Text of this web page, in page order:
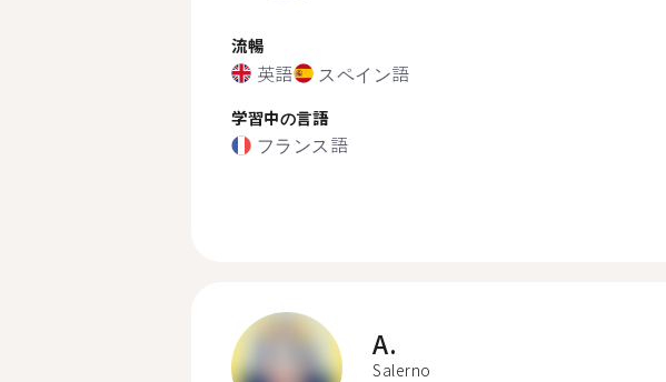
流暢
英語 スペイン語
学習中の言語
フランス語
A.
Salerno